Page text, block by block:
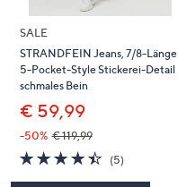
SALE
STRANDFEIN Jeans, 7/8-Länge
5-Pocket-Style Stickerei-Detail
schmales Bein
€ 59,99
-50% € 119,99
4.4
von
(5)5